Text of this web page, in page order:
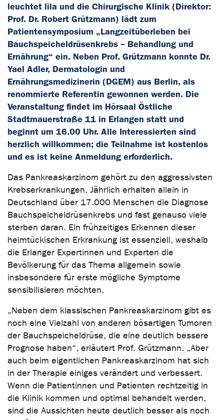
leuchtet lila und die Chirurgische Klinik (Direktor:
Prof. Dr. Robert Grützmann) lädt zum
Patientensymposium „Langzeitüberleben bei
Bauchspeicheldrüsenkrebs – Behandlung und
Ernährung“ ein. Neben Prof. Grützmann konnte Dr.
Yael Adler, Dermatologin und
Ernährungsmedizinerin (DGEM) aus Berlin, als
renommierte Referentin gewonnen werden. Die
Veranstaltung findet im Hörsaal Östliche
Stadtmauerstraße 11 in Erlangen statt und
beginnt um 16.00 Uhr. Alle Interessierten sind
herzlich willkommen; die Teilnahme ist kostenlos
und es ist keine Anmeldung erforderlich.
Das Pankreaskarzinom gehört zu den aggressivsten
Krebserkrankungen. Jährlich erhalten allein in
Deutschland über 17.000 Menschen die Diagnose
Bauchspeicheldrüsenkrebs und fast genauso viele
sterben daran. Ein frühzeitiges Erkennen dieser
heimtückischen Erkrankung ist essenziell, weshalb
die Erlanger Expertinnen und Experten die
Bevölkerung für das Thema allgemein sowie
insbesondere für erste mögliche Symptome
sensibilisieren möchten.
„Neben dem klassischen Pankreaskarzinom gibt es
noch eine Vielzahl von anderen bösartigen Tumoren
der Bauchspeicheldrüse, die eine deutlich bessere
Prognose haben“, erläutert Prof. Grützmann. „Aber
auch beim eigentlichen Pankreaskarzinom hat sich
in der Therapie einiges verändert und verbessert.
Wenn die Patientinnen und Patienten rechtzeitig in
die Klinik kommen und optimal behandelt werden,
sind die Aussichten heute deutlich besser als noch